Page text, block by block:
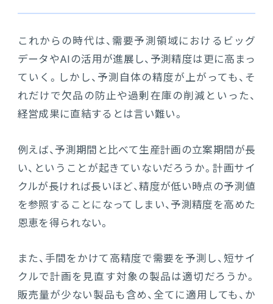
これからの時代は、需要予測領域におけるビッグ
データやAIの活用が進展し、予測精度は更に高まっ
ていく。しかし、予測自体の精度が上がっても、そ
れだけで欠品の防止や過剰在庫の削減といった、
経営成果に直結するとは言い難い。
例えば、予測期間と比べて生産計画の立案期間が長
い、ということが起きていないだろうか。計画サイ
クルが長ければ長いほど、精度が低い時点の予測値
を参照することになってしまい、予測精度を高めた
恩恵を得られない。
また、手間をかけて高精度で需要を予測し、短サイ
クルで計画を見直す対象の製品は適切だろうか。
販売量が少ない製品も含め、全てに適用しても、か